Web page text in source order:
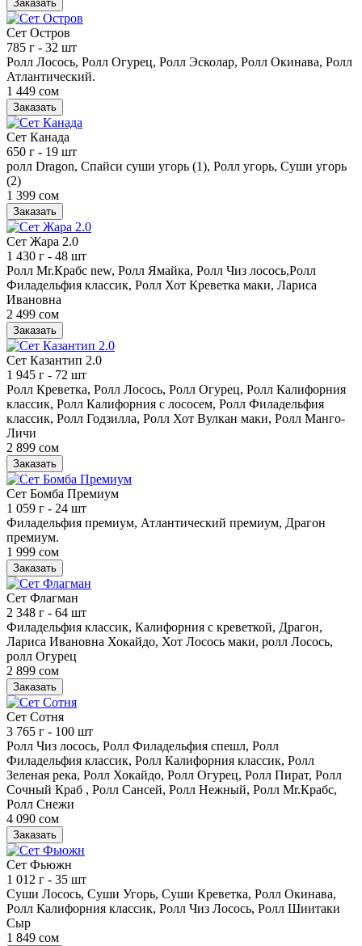
Заказать
Сет Остров
785 г - 32 шт
Ролл Лосось, Ролл Огурец, Ролл Эсколар, Ролл Окинава, Ролл
Атлантический.
1 449 сом
Заказать
Сет Канада
650 г - 19 шт
ролл Dragon, Спайси суши угорь (1), Ролл угорь, Суши угорь
(2)
1 399 сом
Заказать
Сет Жара 2.0
1 430 г - 48 шт
Ролл Mr.Крабс new, Ролл Ямайка, Ролл Чиз лосось,Ролл
Филадельфия классик, Ролл Хот Креветка маки, Лариса
Ивановна
2 499 сом
Заказать
Сет Казантип 2.0
1 945 г - 72 шт
Ролл Креветка, Ролл Лосось, Ролл Огурец, Ролл Калифорния
классик, Ролл Калифорния с лососем, Ролл Филадельфия
классик, Ролл Годзилла, Ролл Хот Вулкан маки, Ролл Манго-
Личи
2 899 сом
Заказать
Сет Бомба Премиум
1 059 г - 24 шт
Филадельфия премиум, Атлантический премиум, Драгон
премиум.
1 999 сом
Заказать
Сет Флагман
2 348 г - 64 шт
Филадельфия классик, Калифорния с креветкой, Драгон,
Лариса Ивановна Хокайдо, Хот Лосось маки, ролл Лосось,
ролл Огурец
2 899 сом
Заказать
Сет Сотня
3 765 г - 100 шт
Ролл Чиз лосось, Ролл Филадельфия спешл, Ролл
Филадельфия классик, Ролл Калифорния классик, Ролл
Зеленая река, Ролл Хокайдо, Ролл Огурец, Ролл Пират, Ролл
Сочный Краб , Ролл Сансей, Ролл Нежный, Ролл Mr.Крабс,
Ролл Снежи
4 090 сом
Заказать
Сет Фьюжн
1 012 г - 35 шт
Суши Лосось, Суши Угорь, Суши Креветка, Ролл Окинава,
Ролл Калифорния классик, Ролл Чиз Лосось, Ролл Шиитаки
Сыр
1 849 сом